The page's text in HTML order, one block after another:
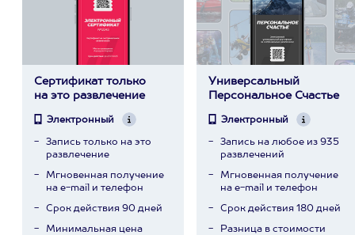
Сертификат только
на это развлечение
Электронный
Запись только на это
развлечение
Мгновенная получение
на e-mail и телефон
Срок действия 90 дней
Минимальная цена
Универсальный
Персональное Счастье
Электронный
Запись на любое из 935
развлечений
Мгновенная получение
на e-mail и телефон
Срок действия 180 дней
Разница в стоимости